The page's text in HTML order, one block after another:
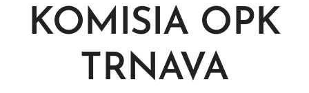
KOMISIA OPK
TRNAVA